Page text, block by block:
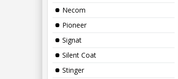
Necom
Pioneer
Signat
Silent Coat
Stinger